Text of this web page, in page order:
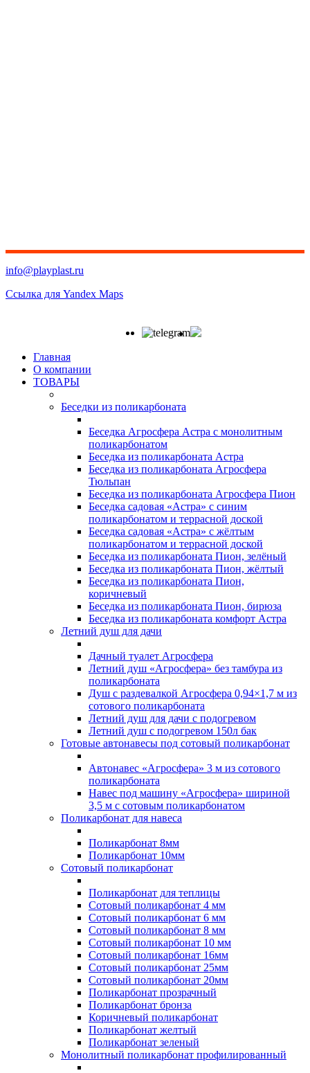
info@playplast.ru
Ссылка для Yandex Maps
Главная
О компании
ТОВАРЫ
Беседки из поликарбоната
Беседка Агросфера Астра с монолитным
поликарбонатом
Беседка из поликарбоната Астра
Беседка из поликарбоната Агросфера
Тюльпан
Беседка из поликарбоната Агросфера Пион
Беседка садовая «Астра» с синим
поликарбонатом и террасной доской
Беседка садовая «Астра» с жёлтым
поликарбонатом и террасной доской
Беседка из поликарбоната Пион, зелёный
Беседка из поликарбоната Пион, жёлтый
Беседка из поликарбоната Пион,
коричневый
Беседка из поликарбоната Пион, бирюза
Беседка из поликарбоната комфорт Астра
Летний душ для дачи
Дачный туалет Агросфера
Летний душ «Агросфера» без тамбура из
поликарбоната
Душ с раздевалкой Агросфера 0,94×1,7 м из
сотового поликарбоната
Летний душ для дачи с подогревом
Летний душ с подогревом 150л бак
Готовые автонавесы под сотовый поликарбонат
Автонавес «Агросфера» 3 м из сотового
поликарбоната
Навес под машину «Агросфера» шириной
3,5 м с сотовым поликарбонатом
Поликарбонат для навеса
Поликарбонат 8мм
Поликарбонат 10мм
Сотовый поликарбонат
Поликарбонат для теплицы
Сотовый поликарбонат 4 мм
Сотовый поликарбонат 6 мм
Сотовый поликарбонат 8 мм
Сотовый поликарбонат 10 мм
Сотовый поликарбонат 16мм
Сотовый поликарбонат 25мм
Сотовый поликарбонат 20мм
Поликарбонат прозрачный
Поликарбонат бронза
Коричневый поликарбонат
Поликарбонат желтый
Поликарбонат зеленый
Монолитный поликарбонат профилированный